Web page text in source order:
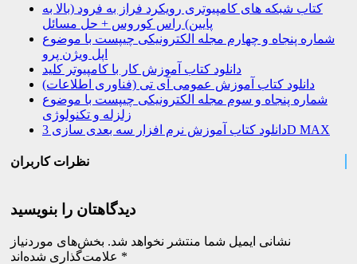
کتاب شبکه های کامپیوتری رویکرد فراز به فرود (بالا به
پایین) راس کوروس + حل مسائل
شماره پنجاه و چهارم مجله الکترونیکی چیپست با موضوع
اپل ویژن پرو
دانلود کتاب آموزش کار با کامپیوتر کلید
دانلود کتاب آموزش عمومی آی تی (فناوری اطلاعات)
شماره پنجاه و سوم مجله الکترونیکی چیپست با موضوع
زلزله و تکنولوژی
دانلود کتاب آموزش نرم افزار سه بعدی سازی 3D MAX
نظرات کاربران
دیدگاهتان را بنویسید
نشانی ایمیل شما منتشر نخواهد شد. بخش‌های موردنیاز
*